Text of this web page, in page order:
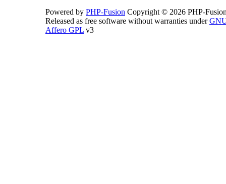
Powered by PHP-Fusion Copyright © 2026 PHP-
Released as free software without warranties under
Affero GPL v3